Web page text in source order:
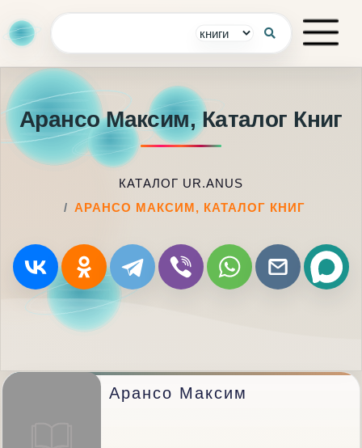
Арансо Максим, Каталог Книг
КАТАЛОГ UR.ANUS
АРАНСО МАКСИМ, КАТАЛОГ КНИГ
Арансо Максим